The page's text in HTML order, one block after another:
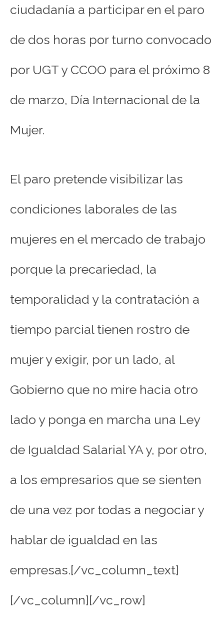
ciudadanía a participar en el paro
de dos horas por turno convocado
por UGT y CCOO para el próximo 8
de marzo, Día Internacional de la
Mujer.
El paro pretende visibilizar las
condiciones laborales de las
mujeres en el mercado de trabajo
porque la precariedad, la
temporalidad y la contratación a
tiempo parcial tienen rostro de
mujer y exigir, por un lado, al
Gobierno que no mire hacia otro
lado y ponga en marcha una Ley
de Igualdad Salarial YA y, por otro,
a los empresarios que se sienten
de una vez por todas a negociar y
hablar de igualdad en las
empresas.[/vc_column_text]
[/vc_column][/vc_row]